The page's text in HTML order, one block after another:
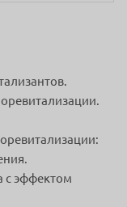
с эффектом